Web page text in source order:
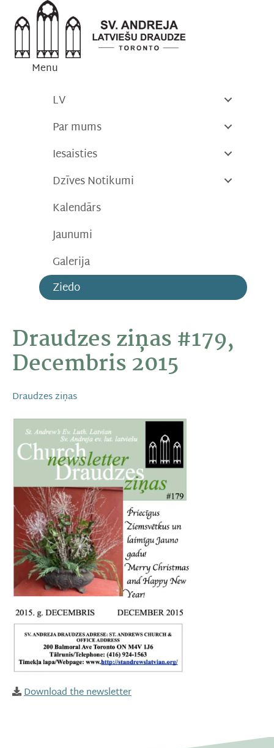
Menu
LV
Par mums
Iesaisties
Dzīves Notikumi
Kalendārs
Jaunumi
Galerija
Ziedo
Draudzes ziņas #179,
Decembris 2015
Draudzes ziņas
Download the newsletter